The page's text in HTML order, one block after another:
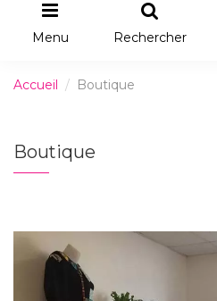
Menu Rechercher
Accueil Boutique
Boutique